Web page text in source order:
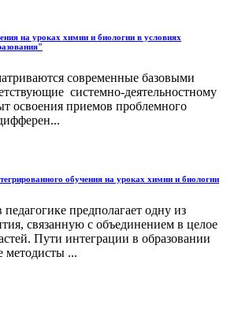
на уроках химии и биологии в условиях
современные базовыми
системно-деятельностному
освоения приемов проблемного
обучения на уроках химии и биологии
предполагает одну из
связанную с объединением в целое
Пути интеграции в образовании
методисты ...